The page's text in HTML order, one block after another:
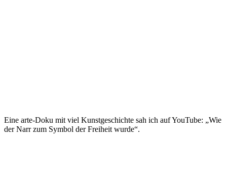
Eine arte-Doku mit viel Kunstgeschichte sah ich auf YouTube: „Wie
der Narr zum Symbol der Freiheit wurde“.